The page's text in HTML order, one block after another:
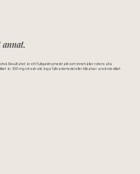
Resultatet är ett fullspektrumextrakt som innehåller rotens alla
är 300 mg rot extrakt. Inga fyllnadsmedel eller tillsatser används vilket